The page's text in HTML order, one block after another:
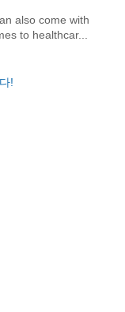
also come with
to healthcar...